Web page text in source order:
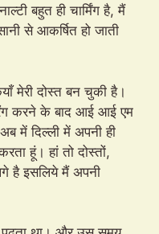
बहुत ही चार्मिंग है, मैं
से आकर्षित हो जाती
मेरी दोस्त बन चुकी है।
करने के बाद आई आई एम
में दिल्ली में अपनी ही
हूं। हां तो दोस्तों,
है इसलिये मैं अपनी